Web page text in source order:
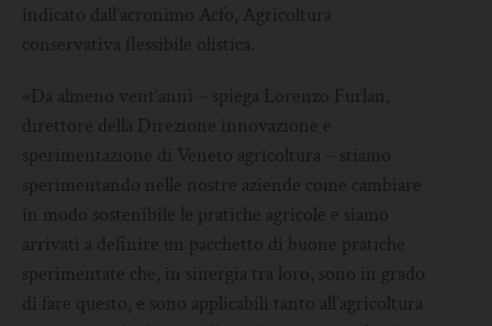
indicato dall’acronimo Acfo, Agricoltura
conservativa flessibile olistica.
«Da almeno vent’anni – spiega Lorenzo Furlan,
direttore della Direzione innovazione e
sperimentazione di Veneto agricoltura – stiamo
sperimentando nelle nostre aziende come cambiare
in modo sostenibile le pratiche agricole e siamo
arrivati a definire un pacchetto di buone pratiche
sperimentate che, in sinergia tra loro, sono in grado
di fare questo, e sono applicabili tanto all’agricoltura